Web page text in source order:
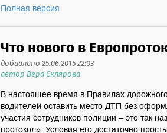
Полная версия
Что нового в
добавлено 25.06.2015 22:03
автор Вера Склярова
В настоящее время в Правилах
водителей оставить место ДТП без
участия сотрудников полиции – это так
протокол». Условия его достаточно